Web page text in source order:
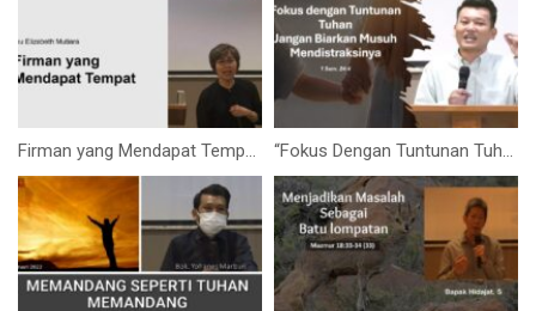
Firman yang Mendapat Tempat (Ibu Elizabeth Mutiara) “Fokus Dengan Tuntunan Tuhan, Jangan Biarkan Musuh Mendistraksinya” (Bpk. Yohanes Marbun)